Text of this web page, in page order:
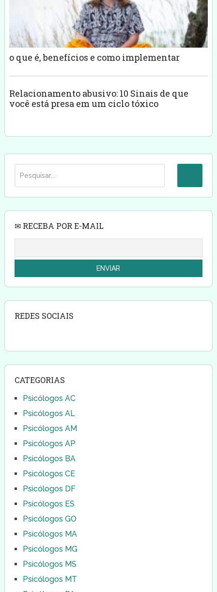
o que é, benefícios e como implementar
Relacionamento abusivo: 10 Sinais de que
você está presa em um ciclo tóxico
✉ RECEBA POR E-MAIL
REDES SOCIAIS
CATEGORIAS
Psicólogos AC
Psicólogos AL
Psicólogos AM
Psicólogos AP
Psicólogos BA
Psicólogos CE
Psicólogos DF
Psicólogos ES
Psicólogos GO
Psicólogos MA
Psicólogos MG
Psicólogos MS
Psicólogos MT